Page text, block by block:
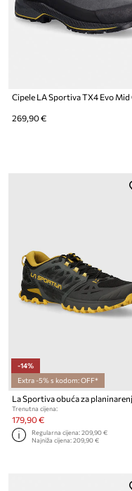
269,90 €
-14%
Extra -5% s kodom: OFF*
Trenutna cijena:
179,90 €
Regularna cijena:209,90 €
Najniža cijena:209,90 €